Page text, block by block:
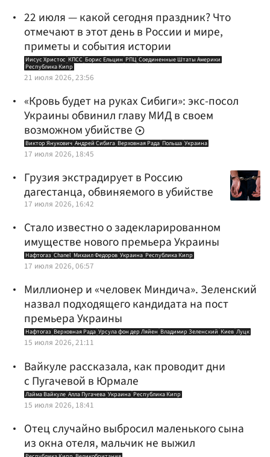
22 июля — какой сегодня праздник? Что
отмечают в этот день в России и мире,
приметы и события истории
Иисус Христос КПСС Борис Ельцин РПЦ Соединенные Штаты Америки
Республика Кипр
21 июля 2026, 23:56
«Кровь будет на руках Сибиги»: экс-посол
Украины обвинил главу МИД в своем
возможном убийстве
Виктор Янукович Андрей Сибига Верховная Рада Польша Украина
17 июля 2026, 18:45
Грузия экстрадирует в Россию
дагестанца, обвиняемого в убийстве
17 июля 2026, 16:42
Стало известно о задекларированном
имуществе нового премьера Украины
Нафтогаз Chanel Михаил Федоров Украина Республика Кипр
17 июля 2026, 06:57
Миллионер и «человек Миндича». Зеленский
назвал подходящего кандидата на пост
премьера Украины
Нафтогаз Верховная Рада Урсула фон дер Ляйен Владимир Зеленский Киев Луцк
15 июля 2026, 21:11
Вайкуле рассказала, как проводит дни
с Пугачевой в Юрмале
Лайма Вайкуле Алла Пугачева Украина Республика Кипр
15 июля 2026, 18:41
Отец случайно выбросил маленького сына
из окна отеля, мальчик не выжил